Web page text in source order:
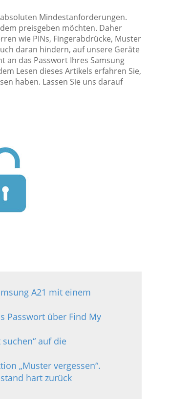
Mindestanforderungen.
preisgeben möchten. Daher
wie PINs, Fingerabdrücke, Muster
daran hindern, auf unsere Geräte
an das Passwort Ihres Samsung
Lesen dieses Artikels erfahren Sie,
haben. Lassen Sie uns darauf
A21 mit einem
Passwort über Find My
auf die
„Muster vergessen“.
hart zurück